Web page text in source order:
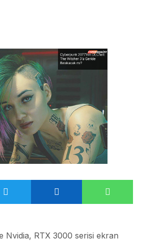
Nvidia, RTX 3000 serisi ekran